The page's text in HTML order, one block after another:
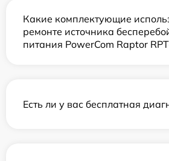
Какие комплектующие
ремонте источника
питания PowerCom Raptor
Есть ли у вас бесплатная